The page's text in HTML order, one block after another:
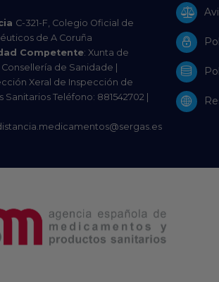
C-321-F, Colegio Oficial de
de A Coruña
Competente: Xunta de
Consellería de Sanidade |
Xeral de Inspección de
Sanitarios Teléfono: 881542702 |